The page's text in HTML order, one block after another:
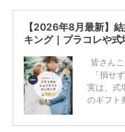
【2026年8月最新】
キング｜プラコレや
皆さん
「損せ
実は、式
のギフト
ため、